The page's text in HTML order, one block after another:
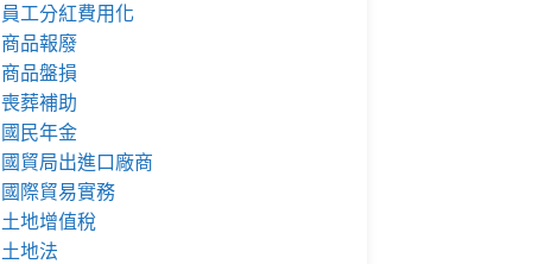
員工分紅費用化
商品報廢
商品盤損
喪葬補助
國民年金
國貿局出進口廠商
國際貿易實務
土地增值稅
土地法